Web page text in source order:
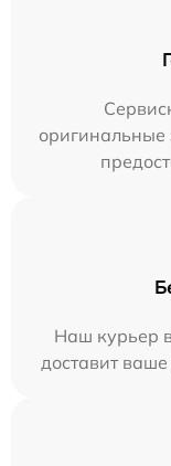
оригинальные
Наш курьер
доставит